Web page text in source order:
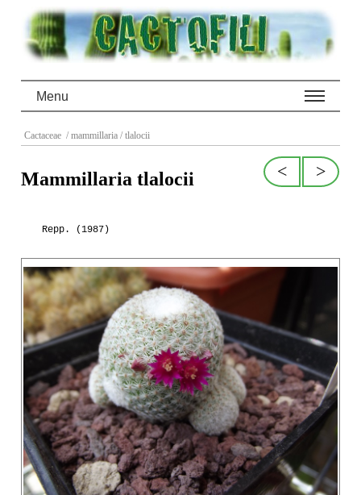
Menu
Cactaceae / mammillaria / tlalocii
>
<
Mammillaria tlalocii
Repp. (1987)